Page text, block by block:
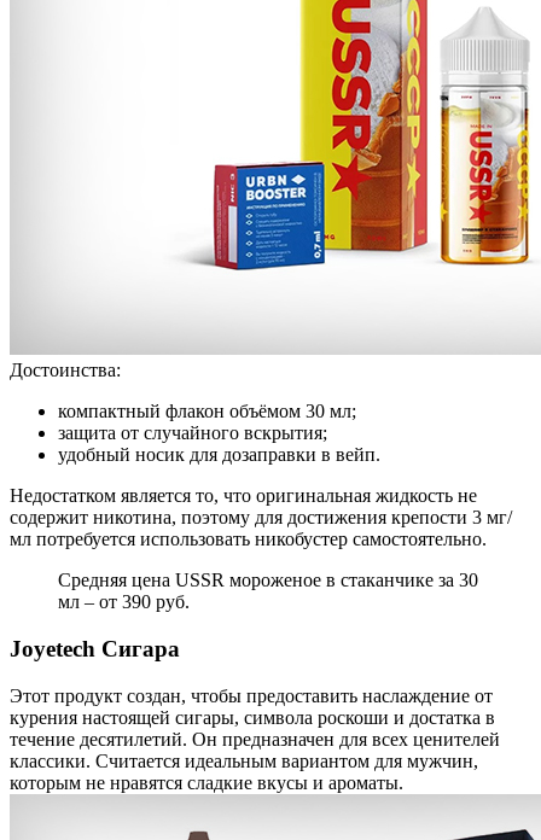
Достоинства:
компактный флакон объёмом 30 мл;
защита от случайного вскрытия;
удобный носик для дозаправки в вейп.
Недостатком является то, что оригинальная жидкость не
содержит никотина, поэтому для достижения крепости 3 мг/
мл потребуется использовать никобустер самостоятельно.
Средняя цена USSR мороженое в стаканчике за 30
мл – от 390 руб.
Joyetech Сигара
Этот продукт создан, чтобы предоставить наслаждение от
курения настоящей сигары, символа роскоши и достатка в
течение десятилетий. Он предназначен для всех ценителей
классики. Считается идеальным вариантом для мужчин,
которым не нравятся сладкие вкусы и ароматы.